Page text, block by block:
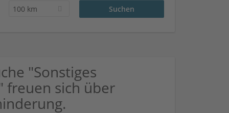
100 km
"Sonstiges
freuen sich über